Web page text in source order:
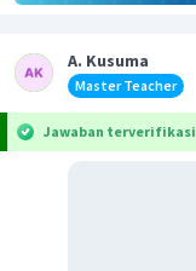
A. Kusuma
Master Teacher
Jawaban terverifikasi